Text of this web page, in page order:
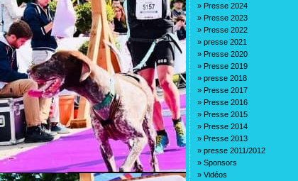
» Presse 2024
» Presse 2023
» Presse 2022
» presse 2021
» Presse 2020
» Presse 2019
» presse 2018
» Presse 2017
» Presse 2016
» Presse 2015
» Presse 2014
» Presse 2013
» presse 2011/2012
» Sponsors
» Vidéos